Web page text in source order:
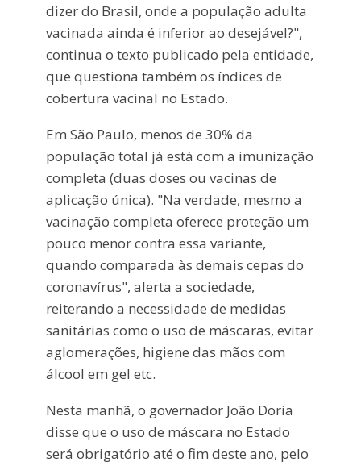
dizer do Brasil, onde a população adulta
vacinada ainda é inferior ao desejável?",
continua o texto publicado pela entidade,
que questiona também os índices de
cobertura vacinal no Estado.
Em São Paulo, menos de 30% da
população total já está com a imunização
completa (duas doses ou vacinas de
aplicação única). "Na verdade, mesmo a
vacinação completa oferece proteção um
pouco menor contra essa variante,
quando comparada às demais cepas do
coronavírus", alerta a sociedade,
reiterando a necessidade de medidas
sanitárias como o uso de máscaras, evitar
aglomerações, higiene das mãos com
álcool em gel etc.
Nesta manhã, o governador João Doria
disse que o uso de máscara no Estado
será obrigatório até o fim deste ano, pelo